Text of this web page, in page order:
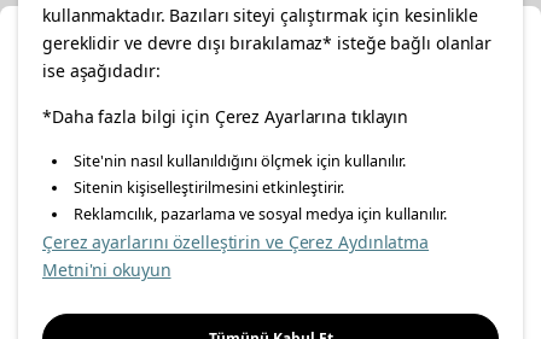
facebooktwitterinstagrampinterestyoutube
linkedin
Enerji Politikası Bilgi Güvenliği Politikası
Gıda Güvenliği Politikası
Konumunuzu Seçin
İnternetten vereceğiniz siparişlerinizde size özel hizmet ve
içerikleri görebilmek için lütfen konumuzu seçin.
İl seçiniz
Seçiniz
kullanmaktadır. Bazıları siteyi çalıştırmak için kesinlikle
gereklidir ve devre dışı bırakılamaz* isteğe bağlı olanlar
ise aşağıdadır:
*Daha fazla bilgi için Çerez Ayarlarına tıklayın
Site'nin nasıl kullanıldığını ölçmek için kullanılır.
Sitenin kişiselleştirilmesini etkinleştirir.
Reklamcılık, pazarlama ve sosyal medya için kullanılır.
Çerez ayarlarını özelleştirin ve Çerez Aydınlatma
Metni'ni okuyun